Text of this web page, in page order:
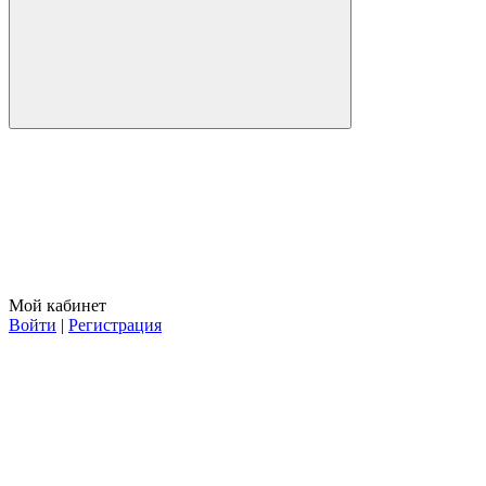
Мой кабинет
Войти | Регистрация